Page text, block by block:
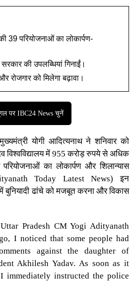
39 परियोजनाओं का लोकार्पण-
की उपलब्धियां गिनाईं।
रोजगार को मिलेगा बढ़ावा।
पर IBC24 News चुनें
योगी आदित्यनाथने शनिवार को
में 955 करोड़ रुपये से अधिक
का लोकार्पण और शिलान्यास
Today Latest News) इन
में बुनियादी ढांचे को मजबूत करना और विकास
Pradesh CM Yogi Adityanath
I noticed that some people had
against the daughter of
Akhilesh Yadav. As soon as it
immediately instructed the police